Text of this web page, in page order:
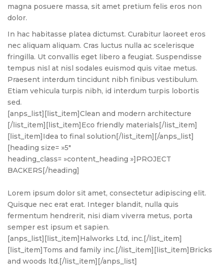
magna posuere massa, sit amet pretium felis eros non
dolor.
In hac habitasse platea dictumst. Curabitur laoreet eros
nec aliquam aliquam. Cras luctus nulla ac scelerisque
fringilla. Ut convallis eget libero a feugiat. Suspendisse
tempus nisl at nisl sodales euismod quis vitae metus.
Praesent interdum tincidunt nibh finibus vestibulum.
Etiam vehicula turpis nibh, id interdum turpis lobortis
sed.
[anps_list][list_item]Clean and modern architecture
[/list_item][list_item]Eco friendly materials[/list_item]
[list_item]Idea to final solution[/list_item][/anps_list]
[heading size= »5″
heading_class= »content_heading »]PROJECT
BACKERS[/heading]
Lorem ipsum dolor sit amet, consectetur adipiscing elit.
Quisque nec erat erat. Integer blandit, nulla quis
fermentum hendrerit, nisi diam viverra metus, porta
semper est ipsum et sapien.
[anps_list][list_item]Halworks Ltd, inc.[/list_item]
[list_item]Toms and family inc.[/list_item][list_item]Bricks
and woods ltd.[/list_item][/anps_list]